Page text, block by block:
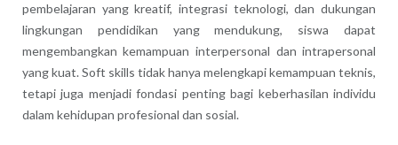
pembelajaran yang kreatif, integrasi teknologi, dan dukungan
lingkungan pendidikan yang mendukung, siswa dapat
mengembangkan kemampuan interpersonal dan intrapersonal
yang kuat. Soft skills tidak hanya melengkapi kemampuan teknis,
tetapi juga menjadi fondasi penting bagi keberhasilan individu
dalam kehidupan profesional dan sosial.